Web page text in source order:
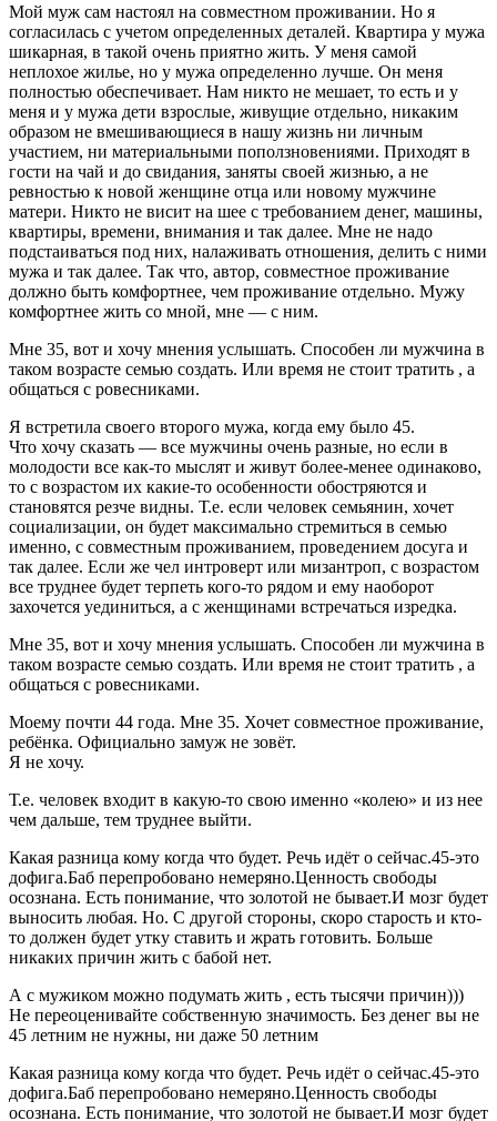
Мой муж сам настоял на совместном проживании. Но я
согласилась с учетом определенных деталей. Квартира у мужа
шикарная, в такой очень приятно жить. У меня самой
неплохое жилье, но у мужа определенно лучше. Он меня
полностью обеспечивает. Нам никто не мешает, то есть и у
меня и у мужа дети взрослые, живущие отдельно, никаким
образом не вмешивающиеся в нашу жизнь ни личным
участием, ни материальными поползновениями. Приходят в
гости на чай и до свидания, заняты своей жизнью, а не
ревностью к новой женщине отца или новому мужчине
матери. Никто не висит на шее с требованием денег, машины,
квартиры, времени, внимания и так далее. Мне не надо
подстаиваться под них, налаживать отношения, делить с ними
мужа и так далее. Так что, автор, совместное проживание
должно быть комфортнее, чем проживание отдельно. Мужу
комфортнее жить со мной, мне — с ним.
Мне 35, вот и хочу мнения услышать. Способен ли мужчина в
таком возрасте семью создать. Или время не стоит тратить , а
общаться с ровесниками.
Я встретила своего второго мужа, когда ему было 45.
Что хочу сказать — все мужчины очень разные, но если в
молодости все как-то мыслят и живут более-менее одинаково,
то с возрастом их какие-то особенности обостряются и
становятся резче видны. Т.е. если человек семьянин, хочет
социализации, он будет максимально стремиться в семью
именно, с совместным проживанием, проведением досуга и
так далее. Если же чел интроверт или мизантроп, с возрастом
все труднее будет терпеть кого-то рядом и ему наоборот
захочется уединиться, а с женщинами встречаться изредка.
Мне 35, вот и хочу мнения услышать. Способен ли мужчина в
таком возрасте семью создать. Или время не стоит тратить , а
общаться с ровесниками.
Моему почти 44 года. Мне 35. Хочет совместное проживание,
ребёнка. Официально замуж не зовёт.
Я не хочу.
Т.е. человек входит в какую-то свою именно «колею» и из нее
чем дальше, тем труднее выйти.
Какая разница кому когда что будет. Речь идёт о сейчас.45-это
дофига.Баб перепробовано немеряно.Ценность свободы
осознана. Есть понимание, что золотой не бывает.И мозг будет
выносить любая. Но. С другой стороны, скоро старость и кто-
то должен будет утку ставить и жрать готовить. Больше
никаких причин жить с бабой нет.
А с мужиком можно подумать жить , есть тысячи причин)))
Не переоценивайте собственную значимость. Без денег вы не
45 летним не нужны, ни даже 50 летним
Какая разница кому когда что будет. Речь идёт о сейчас.45-это
дофига.Баб перепробовано немеряно.Ценность свободы
осознана. Есть понимание, что золотой не бывает.И мозг будет